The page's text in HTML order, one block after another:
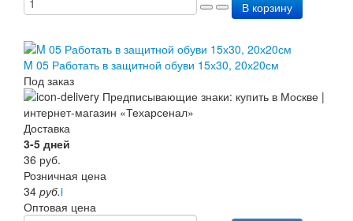
В корзину
M 05 Работать в защитной обуви 15х30, 20х20см
Под заказ
Доставка
3-5 дней
36 руб.
Розничная цена
34 руб.i
Оптовая цена